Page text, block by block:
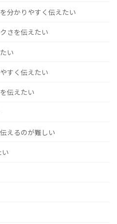
分かりやすく伝えたい
さを伝えたい
い
すく伝えたい
伝えたい
えるのが難しい